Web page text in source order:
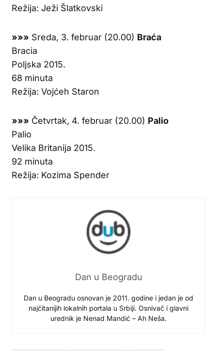
Režija: Ježi Šlatkovski
»»» Sreda, 3. februar (20.00) Braća
Bracia
Poljska 2015.
68 minuta
Režija: Vojćeh Staron
»»» Četvrtak, 4. februar (20.00) Palio
Palio
Velika Britanija 2015.
92 minuta
Režija: Kozima Spender
Dan u Beogradu
Dan u Beogradu osnovan je 2011. godine i jedan je od
najčitanijih lokalnih portala u Srbiji. Osnivač i glavni
urednik je Nenad Mandić – Ah Neša.